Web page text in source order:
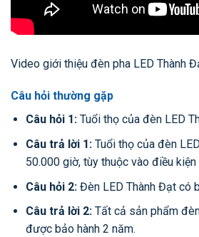
Video giới thiệu đèn pha LED Thành
Câu hỏi thường gặp
Câu hỏi 1:Tuổi thọ của đèn LED
Câu trả lời 1:Tuổi thọ của đèn
50.000 giờ, tùy thuộc vào điều
Câu hỏi 2:Đèn LED Thành Đạt có
Câu trả lời 2:Tất cả sản phẩm
được bảo hành 2 năm.